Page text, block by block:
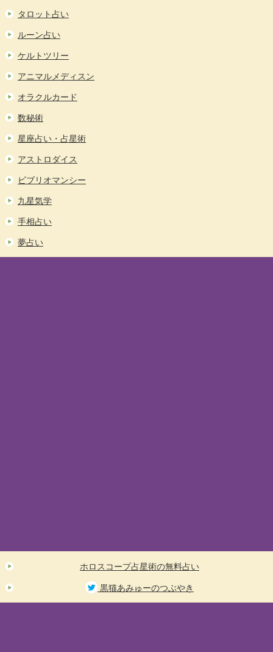
タロット占い
ルーン占い
ケルトツリー
アニマルメディスン
オラクルカード
数秘術
星座占い・占星術
アストロダイス
ビブリオマンシー
九星気学
手相占い
夢占い
ホロスコープ占星術の無料占い
黒猫あみゅーのつぶやき